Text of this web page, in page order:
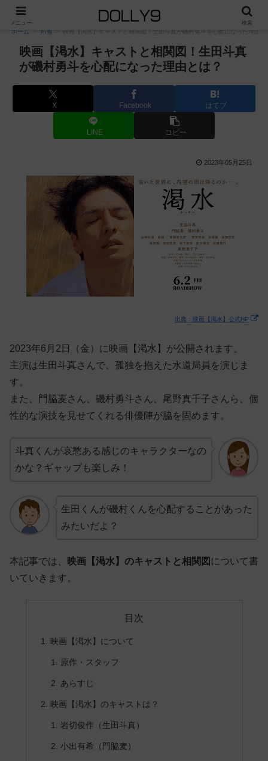
PR
ホーム 邦画 映画【渇水】キャストと相関図！生田斗真が磯村勇斗を心配になった理由と
映画【渇水】キャストと相関図！生田斗真
が磯村勇斗を心配になった理由とは？
X Facebook はてブ
LINE コピー
2023年05月25日
出典：映画【渇水】公式HP
2023年6月2日（金）に映画【渇水】が公開されます。
主演は生田斗真さんで、孤独を抱えた水道局員を演じま
す。
また、門脇麦さん、磯村勇斗さん、尾野真千子さんら、個
性的な演技を見せてくれる俳優陣が脇を固めます。
斗真くんが哀愁ある感じのキャラクターなの
かな？ギャップも楽しみ！
生田くんが磯村くんを心配することがあった
みたいだよ？
本記事では、 映画【渇水】のキャストと相関図 について書
いていきます。
目次
映画【渇水】について
原作・スタッフ
あらすじ
映画【渇水】のキャストは？
岩切俊作（生田斗真）
小出有希（門脇麦）
メニュー 検索